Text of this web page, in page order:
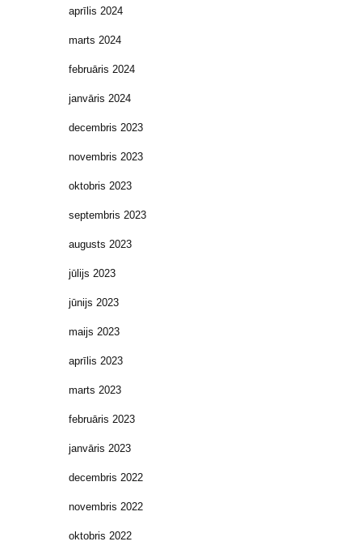
aprīlis 2024
marts 2024
februāris 2024
janvāris 2024
decembris 2023
novembris 2023
oktobris 2023
septembris 2023
augusts 2023
jūlijs 2023
jūnijs 2023
maijs 2023
aprīlis 2023
marts 2023
februāris 2023
janvāris 2023
decembris 2022
novembris 2022
oktobris 2022